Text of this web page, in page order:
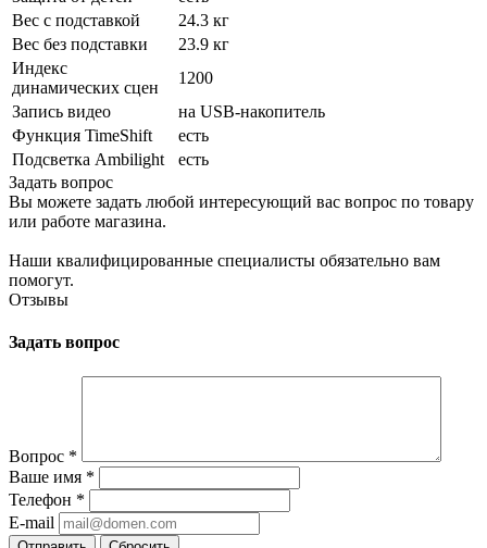
Вес с подставкой
24.3 кг
Вес без подставки
23.9 кг
Индекс
динамических сцен
1200
Запись видео
на USB-накопитель
Функция TimeShift
есть
Подсветка Ambilight
есть
Задать вопрос
Вы можете задать любой интересующий вас вопрос по товару
или работе магазина.
Наши квалифицированные специалисты обязательно вам
помогут.
Отзывы
Задать вопрос
Вопрос *
Ваше имя *
Телефон *
E-mail